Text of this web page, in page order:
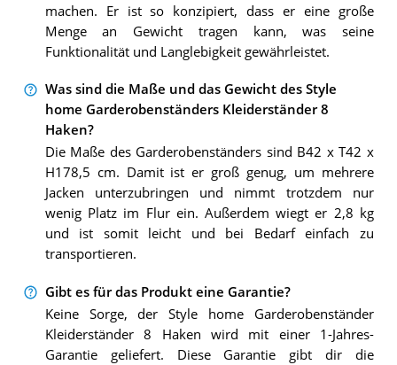
machen. Er ist so konzipiert, dass er eine große
Menge an Gewicht tragen kann, was seine
Funktionalität und Langlebigkeit gewährleistet.
Was sind die Maße und das Gewicht des Style
home Garderobenständers Kleiderständer 8
Haken?
Die Maße des Garderobenständers sind B42 x T42 x
H178,5 cm. Damit ist er groß genug, um mehrere
Jacken unterzubringen und nimmt trotzdem nur
wenig Platz im Flur ein. Außerdem wiegt er 2,8 kg
und ist somit leicht und bei Bedarf einfach zu
transportieren.
Gibt es für das Produkt eine Garantie?
Keine Sorge, der Style home Garderobenständer
Kleiderständer 8 Haken wird mit einer 1-Jahres-
Garantie geliefert. Diese Garantie gibt dir die